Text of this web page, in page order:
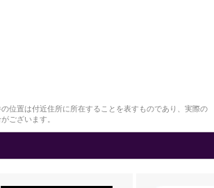
位置は付近住所に所在することを表すものであり、実際の
ございます。